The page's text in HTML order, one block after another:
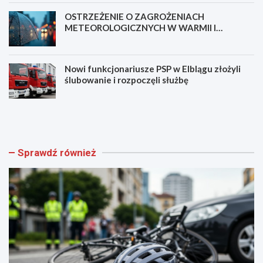
OSTRZEŻENIE O ZAGROŻENIACH
METEOROLOGICZNYCH W WARMII I
Nowi funkcjonariusze PSP w Elblągu złożyli
ślubowanie i rozpoczęli służbę
N
c
e
ż
k
a
p
e
s
B
e
z
e
ń
s
t
o
m
Sprawdź również